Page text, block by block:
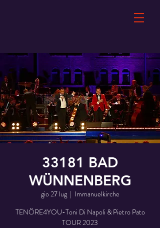
33181 BAD
WÜNNENBERG
gio 27 lug
  |
Immanuelkirche
TENÖRE4YOU-Toni Di Napoli & Pietro Pato
TOUR 2023